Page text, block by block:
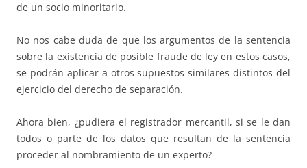
de un socio minoritario.
No nos cabe duda de que los argumentos de la sentencia
sobre la existencia de posible fraude de ley en estos casos,
se podrán aplicar a otros supuestos similares distintos del
ejercicio del derecho de separación.
Ahora bien, ¿pudiera el registrador mercantil, si se le dan
todos o parte de los datos que resultan de la sentencia
proceder al nombramiento de un experto?